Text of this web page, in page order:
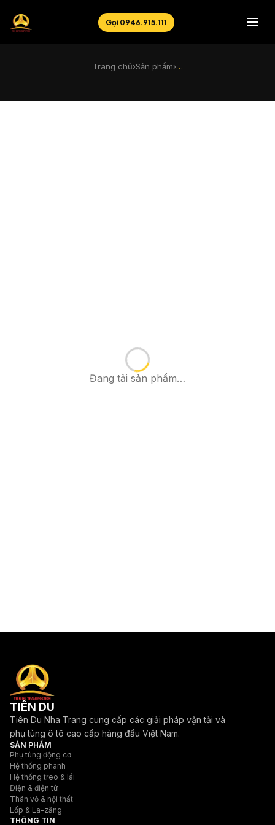
Gọi 0946.915.111
Trang chủ›Sản phẩm›…
Đang tải sản phẩm…
TIÊN DU
Tiên Du Nha Trang cung cấp các giải pháp vận tải và
phụ tùng ô tô cao cấp hàng đầu Việt Nam.
SẢN PHẨM
Phụ tùng động cơ
Hệ thống phanh
Hệ thống treo & lái
Điện & điện tử
Thân vỏ & nội thất
Lốp & La-zăng
THÔNG TIN